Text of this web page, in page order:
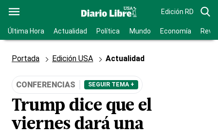
Edición RD
Última Hora Actualidad Política Mundo Economía
Portada Edición USA Actualidad
CONFERENCIAS SEGUIR TEMA +
Trump dice que el
viernes dará una